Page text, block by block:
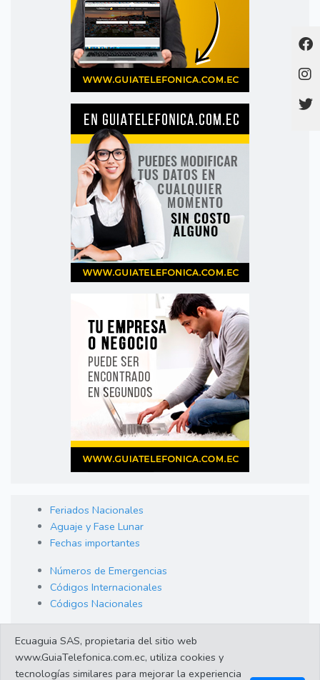
Feriados Nacionales
Aguaje y Fase Lunar
Fechas importantes
Números de Emergencias
Códigos Internacionales
Códigos Nacionales
Cambio de Divisas
Enlaces de interes
Ecuaguia SAS, propietaria del sitio web
www.GuiaTelefonica.com.ec, utiliza cookies y
tecnologías similares para mejorar la experiencia